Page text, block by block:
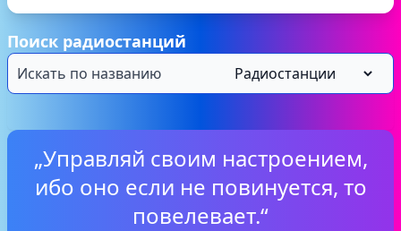
Поиск радиостанций
„Управляй своим настроением,
ибо оно если не повинуется, то
повелевает.“